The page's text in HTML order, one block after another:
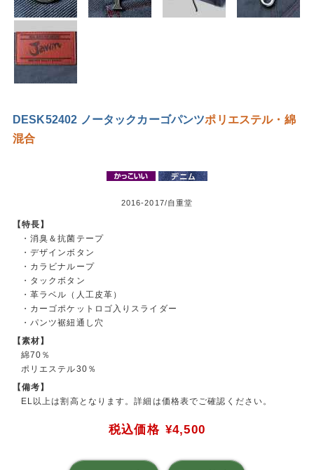
DESK52402 ノータックカーゴパンツポリエステル・綿
混合
2016-2017/自重堂
【特長】
・消臭＆抗菌テープ
・デザインボタン
・カラビナループ
・タックボタン
・革ラベル（人工皮革）
・カーゴポケットロゴ入りスライダー
・パンツ裾紐通し穴
【素材】
綿70％
ポリエステル30％
【備考】
EL以上は割高となります。詳細は価格表でご確認ください。
税込価格 ¥4,500